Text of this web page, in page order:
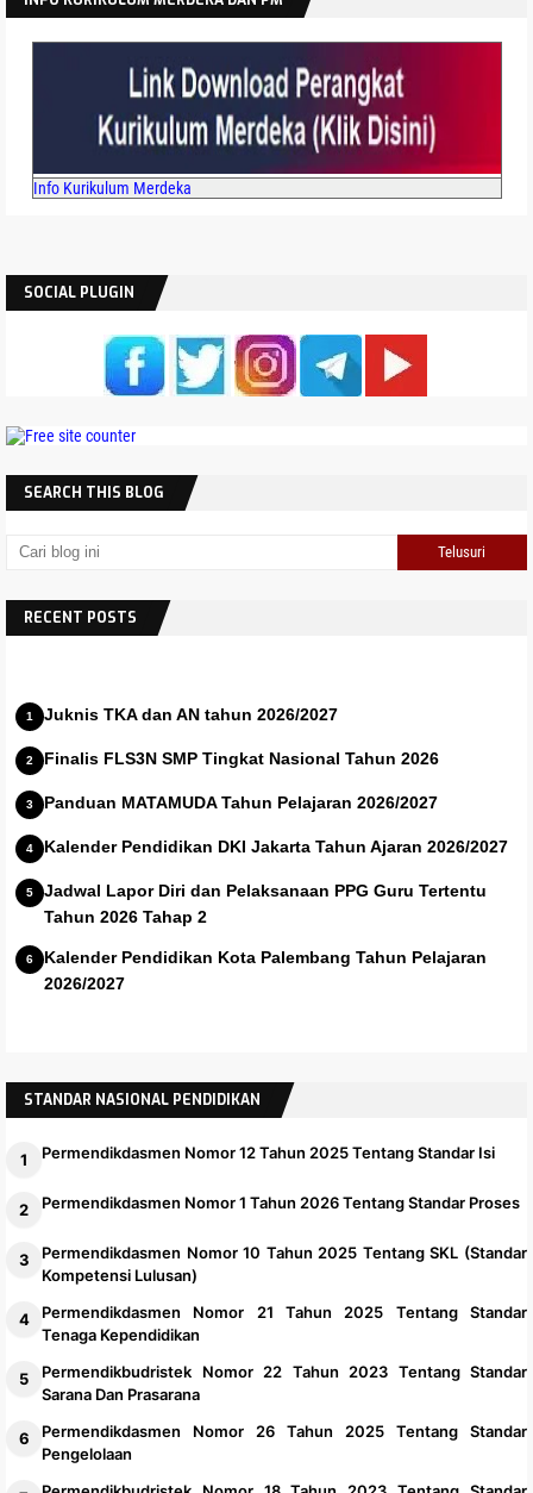
Info Kurikulum Merdeka
SOCIAL PLUGIN
SEARCH THIS BLOG
RECENT POSTS
Juknis TKA dan AN tahun 2026/2027
Finalis FLS3N SMP Tingkat Nasional Tahun 2026
Panduan MATAMUDA Tahun Pelajaran 2026/2027
Kalender Pendidikan DKI Jakarta Tahun Ajaran 2026/2027
Jadwal Lapor Diri dan Pelaksanaan PPG Guru Tertentu
Tahun 2026 Tahap 2
Kalender Pendidikan Kota Palembang Tahun Pelajaran
2026/2027
STANDAR NASIONAL PENDIDIKAN
Permendikdasmen Nomor 12 Tahun 2025 Tentang Standar Isi
Permendikdasmen Nomor 1 Tahun 2026 Tentang Standar Proses
Permendikdasmen Nomor 10 Tahun 2025 Tentang SKL (Standar
Kompetensi Lulusan)
Permendikdasmen Nomor 21 Tahun 2025 Tentang Standar
Tenaga Kependidikan
Permendikbudristek Nomor 22 Tahun 2023 Tentang Standar
Sarana Dan Prasarana
Permendikdasmen Nomor 26 Tahun 2025 Tentang Standar
Pengelolaan